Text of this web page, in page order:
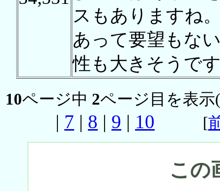
スもありますね
あって要望もな
性も大きそうで
10ページ中 2ページ目を表示
| 7 | 8 | 9 | 10 [
この